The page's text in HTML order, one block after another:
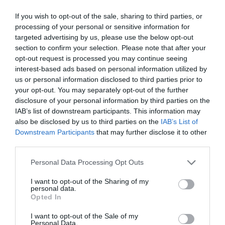
If you wish to opt-out of the sale, sharing to third parties, or
processing of your personal or sensitive information for
targeted advertising by us, please use the below opt-out
section to confirm your selection. Please note that after your
opt-out request is processed you may continue seeing
interest-based ads based on personal information utilized by
us or personal information disclosed to third parties prior to
your opt-out. You may separately opt-out of the further
disclosure of your personal information by third parties on the
IAB’s list of downstream participants. This information may
also be disclosed by us to third parties on the IAB’s List of
Downstream Participants that may further disclose it to other
Personal Data Processing Opt Outs
I want to opt-out of the Sharing of my
personal data.
Opted In
I want to opt-out of the Sale of my
Personal Data.
La requête du Maroc en
vue d’un report de la
CAN 2015 en raison du
virus Ebola continue de
faire parler. C’est le
Soudan qui se déclare
prêt à abriter
l’événement au cas où
le royaume chérifien décidait finalement de ne pas
l’organiser. C’est l’information du jour à Kharthoum, où
la rumeur enfle. Le Maroc a demandé le report de la
CAN 2015 pour «eviter tous les rassemblements
publics auxquels prennent part des pays touchés». La